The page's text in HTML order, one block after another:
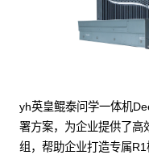
yh英皇鲲泰问学一体机
署方案，为企业提供了高
组，帮助企业打造专属